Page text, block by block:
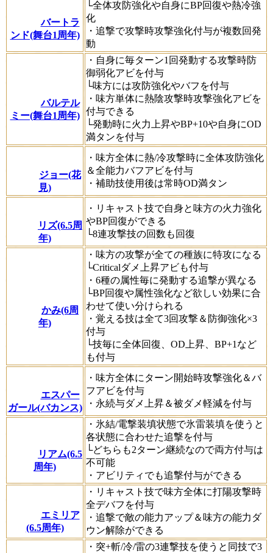
バートラ
ンド(舞台1周年)
└全体攻防強化や自身にBP回復や熱冷強
化
・追撃で攻撃時攻撃強化付与が複数回発
動
バルテル
ミー(舞台1周年)
・自身に毎ターン1回発動する攻撃時防
御弱化アビを付与
└味方には攻防強化やバフを付与
・味方単体に熱陰攻撃時攻撃強化アビを
付与できる
└発動時に火力上昇やBP+10や自身にOD
満タンを付与
ジョー(花
見)
・味方全体に熱/冷攻撃時に全体攻防強化
＆全能力バフアビを付与
・補助技使用後は常時OD満タン
リズ(6.5周
年)
・リキャスト技で自身と味方の火力強化
やBP回復ができる
└8連攻撃技の回数も回復
かみ(6周
年)
・味方の攻撃が全ての種族に特攻になる
└Criticalダメ上昇アビも付与
・6種の属性毎に発動する追撃が異なる
└BP回復や属性強化など欲しい効果に合
わせて使い分けられる
・覚える技は全て3回攻撃＆防御強化×3
付与
└技毎に全体回復、OD上昇、BP+1など
も付与
エスパー
ガール(バカンス)
・味方全体にターン開始時攻撃強化＆バ
フアビを付与
・永続与ダメ上昇＆被ダメ軽減を付与
リアム(6.5
周年)
・氷結/電撃装填状態で氷雷装填を使うと
各状態に合わせた追撃を付与
└どちらも2ターン継続なので両方付与は
不可能
・アビリティでも追撃付与ができる
エミリア
(6.5周年)
・リキャスト技で味方全体に打陽攻撃時
全デバフを付与
・追撃で敵の能力アップ＆味方の能力ダ
ウン解除ができる
・突+斬/冷/雷の3連撃技を使うと同技で3